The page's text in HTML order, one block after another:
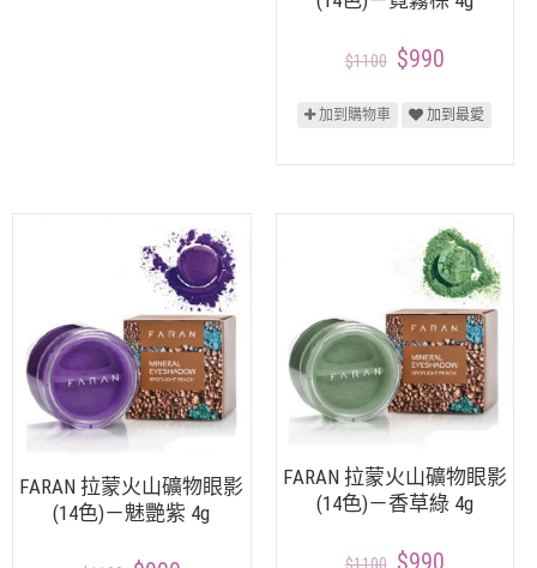
$1100 $990
加到購物車 加到最愛
FARAN 拉蒙火山礦物眼影
(14色)－魅艷紫 4g
FARAN 拉蒙火山礦物眼影
(14色)－香草綠 4g